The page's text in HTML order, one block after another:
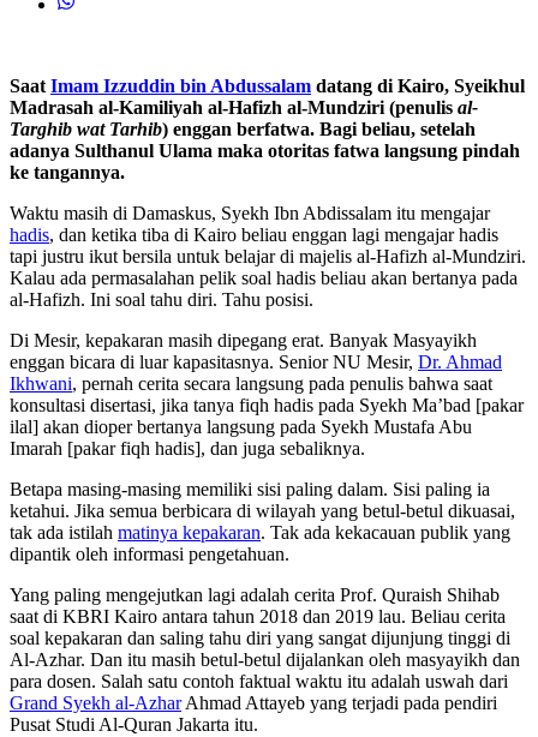
Saat Imam Izzuddin bin Abdussalam datang di Kairo, Syeikhul
Madrasah al-Kamiliyah al-Hafizh al-Mundziri (penulis al-
Targhib wat Tarhib) enggan berfatwa. Bagi beliau, setelah
adanya Sulthanul Ulama maka otoritas fatwa langsung pindah
ke tangannya.
Waktu masih di Damaskus, Syekh Ibn Abdissalam itu mengajar
hadis, dan ketika tiba di Kairo beliau enggan lagi mengajar hadis
tapi justru ikut bersila untuk belajar di majelis al-Hafizh al-Mundziri.
Kalau ada permasalahan pelik soal hadis beliau akan bertanya pada
al-Hafizh. Ini soal tahu diri. Tahu posisi.
Di Mesir, kepakaran masih dipegang erat. Banyak Masyayikh
enggan bicara di luar kapasitasnya. Senior NU Mesir, Dr. Ahmad
Ikhwani, pernah cerita secara langsung pada penulis bahwa saat
konsultasi disertasi, jika tanya fiqh hadis pada Syekh Ma’bad [pakar
ilal] akan dioper bertanya langsung pada Syekh Mustafa Abu
Imarah [pakar fiqh hadis], dan juga sebaliknya.
Betapa masing-masing memiliki sisi paling dalam. Sisi paling ia
ketahui. Jika semua berbicara di wilayah yang betul-betul dikuasai,
tak ada istilah matinya kepakaran. Tak ada kekacauan publik yang
dipantik oleh informasi pengetahuan.
Yang paling mengejutkan lagi adalah cerita Prof. Quraish Shihab
saat di KBRI Kairo antara tahun 2018 dan 2019 lau. Beliau cerita
soal kepakaran dan saling tahu diri yang sangat dijunjung tinggi di
Al-Azhar. Dan itu masih betul-betul dijalankan oleh masyayikh dan
para dosen. Salah satu contoh faktual waktu itu adalah uswah dari
Grand Syekh al-AzharAhmad Attayeb yang terjadi pada pendiri
Pusat Studi Al-Quran Jakarta itu.